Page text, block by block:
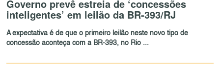
Governo prevê estreia de ‘concessões
inteligentes’ em leilão da BR-393/RJ
A expectativa é de que o primeiro leilão neste novo tipo de
concessão aconteça com a BR-393, no Rio ...